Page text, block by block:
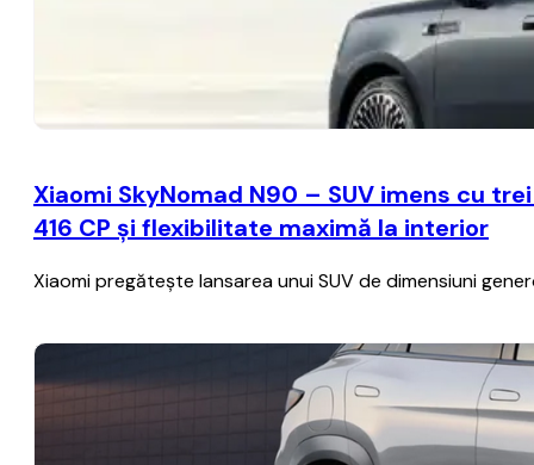
Xiaomi SkyNomad N90 – SUV imens cu
416 CP și flexibilitate maximă la interior
Xiaomi pregătește lansarea unui SUV de dimensiuni